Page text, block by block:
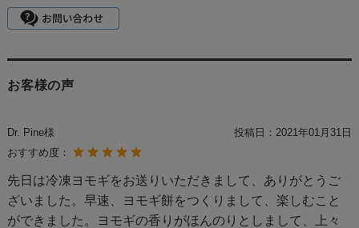
お客様の声
Dr. Pine様 投稿日： 2021年01月31日
おすすめ度：
先日は冷凍ヨモギをお送りいただきまして、ありがとうご
ざいました。早速、ヨモギ餅をつくりまして、楽しむこと
ができました。ヨモギの香りがほんのりとしまして、上々